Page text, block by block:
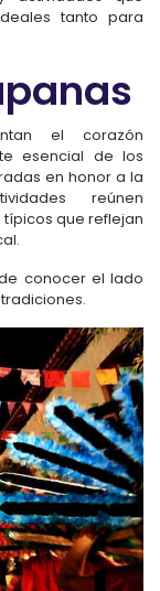
tanto para
el corazón
esencial de los
en honor a la
reúnen
que reflejan
conocer el lado